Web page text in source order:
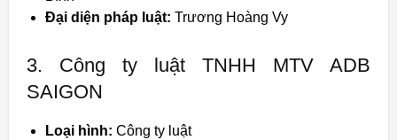
Đại diện pháp luật: Trương Hoàng Vy
3. Công ty luật TNHH MTV ADB
SAIGON
Loại hình: Công ty luật